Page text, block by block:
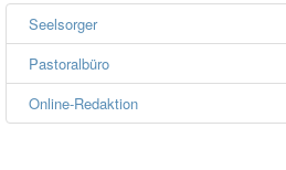
Seelsorger
Pastoralbüro
Online-Redaktion